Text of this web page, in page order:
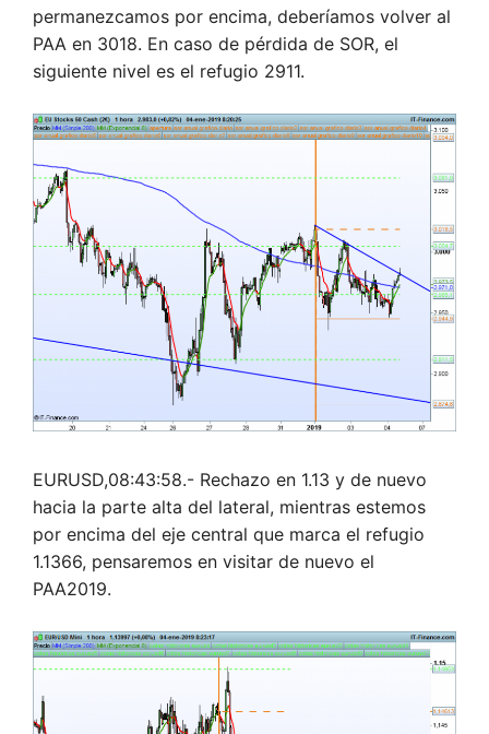
permanezcamos por encima, deberíamos volver al
PAA en 3018. En caso de pérdida de SOR, el
siguiente nivel es el refugio 2911.
EURUSD,08:43:58.- Rechazo en 1.13 y de nuevo
hacia la parte alta del lateral, mientras estemos
por encima del eje central que marca el refugio
1.1366, pensaremos en visitar de nuevo el
PAA2019.